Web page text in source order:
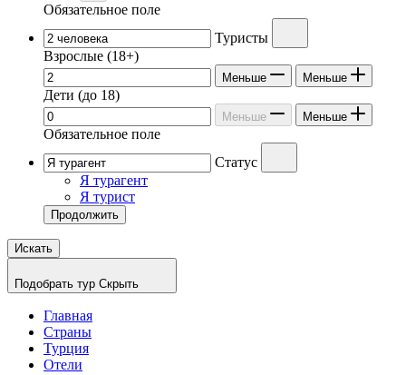
Обязательное поле
Туристы
Взрослые (18+)
Меньше Меньше
Дети (до 18)
Меньше Меньше
Обязательное поле
Статус
Я турагент
Я турист
Продолжить
Искать
Подобрать тур Скрыть
Главная
Страны
Турция
Отели